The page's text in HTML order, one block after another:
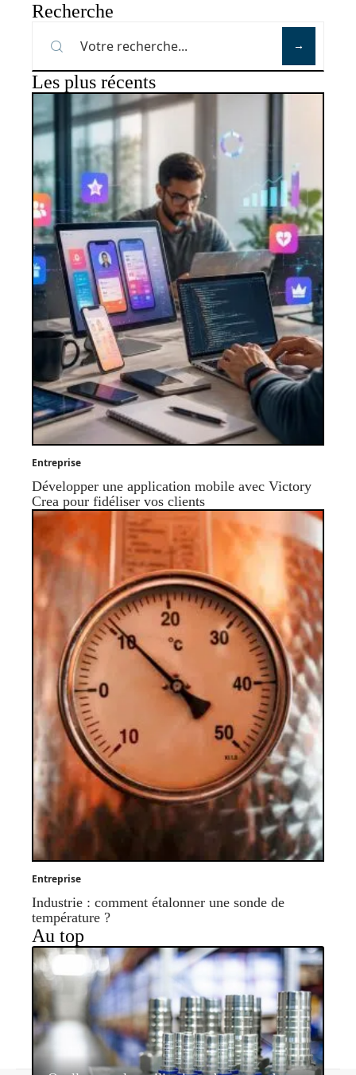
Recherche
Les plus récents
Entreprise
Développer une application mobile avec Victory
Crea pour fidéliser vos clients
Entreprise
Industrie : comment étalonner une sonde de
température ?
Au top